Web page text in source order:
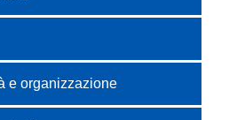
e organizzazione